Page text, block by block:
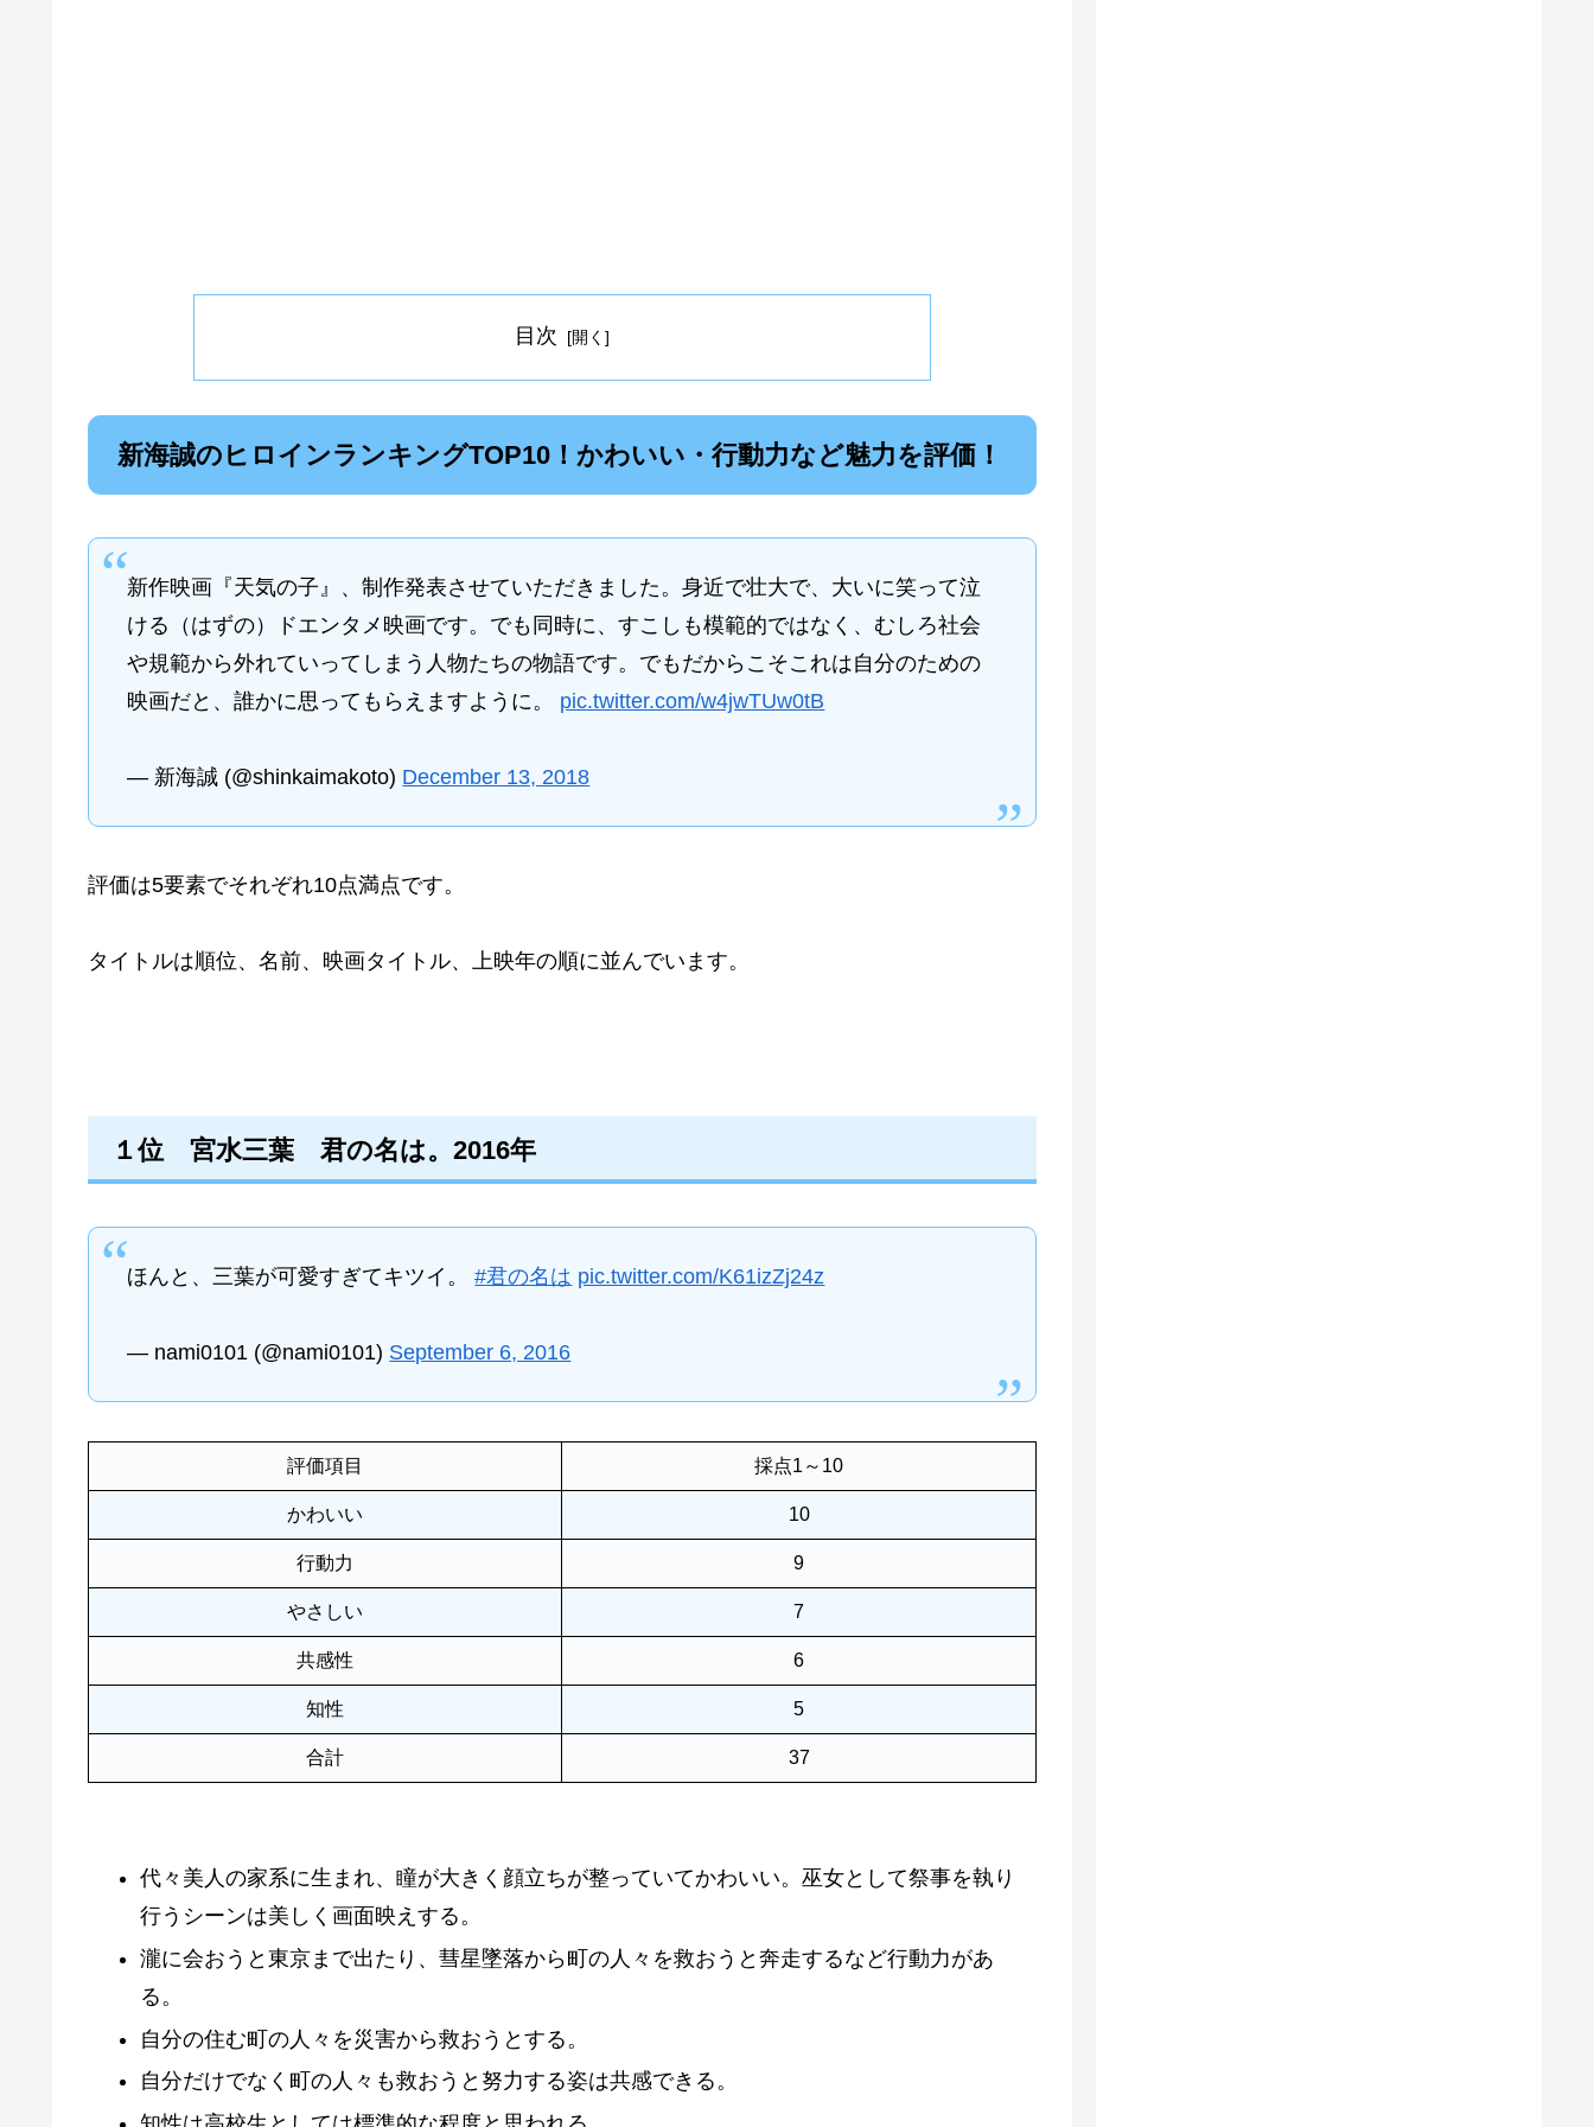
目次
新海誠のヒロインランキングTOP10！かわいい・行動力など魅力を評価！
新作映画『天気の子』、制作発表させていただきました。身近で壮大で、大いに笑って泣
ける（はずの）ドエンタメ映画です。でも同時に、すこしも模範的ではなく、むしろ社会
や規範から外れていってしまう人物たちの物語です。でもだからこそこれは自分のための
映画だと、誰かに思ってもらえますように。 pic.twitter.com/w4jwTUw0tB
— 新海誠 (@shinkaimakoto) December 13, 2018
評価は5要素でそれぞれ10点満点です。
タイトルは順位、名前、映画タイトル、上映年の順に並んでいます。
１位 宮水三葉 君の名は。2016年
ほんと、三葉が可愛すぎてキツイ。#君の名は pic.twitter.com/K61izZj24z
— nami0101 (@nami0101) September 6, 2016
評価項目 採点1～10
かわいい 10
行動力 9
やさしい 7
共感性 6
知性 5
合計 37
代々美人の家系に生まれ、瞳が大きく顔立ちが整っていてかわいい。巫女として祭事を執り
行うシーンは美しく画面映えする。
瀧に会おうと東京まで出たり、彗星墜落から町の人々を救おうと奔走するなど行動力があ
る。
自分の住む町の人々を災害から救おうとする。
自分だけでなく町の人々も救おうと努力する姿は共感できる。